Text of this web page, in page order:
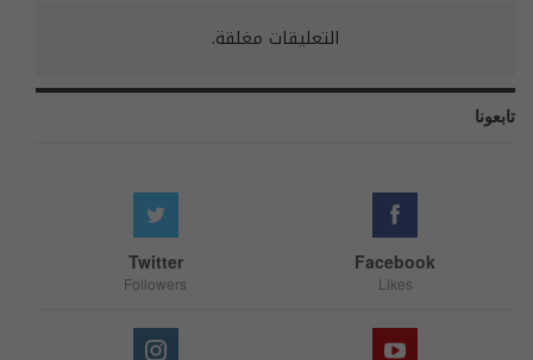
التعليقات مغلقة.
تابعونا
Facebook
Likes
Twitter
Followers